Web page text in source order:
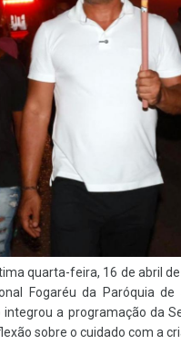
quarta-feira, 16 de abril
Fogaréu da Paróquia
integrou a programação da
sobre o cuidado com a